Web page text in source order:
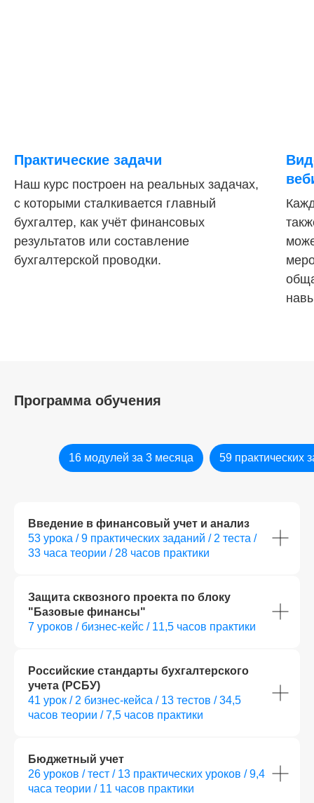
Практические задачи
Наш курс построен на реальных задачах,
с которыми сталкивается главный
бухгалтер, как учёт финансовых
результатов или составление
бухгалтерской проводки.
Программа обучения
16 модулей за 3 месяца 59 практических
Введение в финансовый учет и анализ
53 урока / 9 практических заданий / 2 теста /
33 часа теории / 28 часов практики
Защита сквозного проекта по блоку
"Базовые финансы"
7 уроков / бизнес-кейс / 11,5 часов практики
Российские стандарты бухгалтерского
учета (РСБУ)
41 урок / 2 бизнес-кейса / 13 тестов / 34,5
часов теории / 7,5 часов практики
Бюджетный учет
26 уроков / тест / 13 практических уроков / 9,4
часа теории / 11 часов практики